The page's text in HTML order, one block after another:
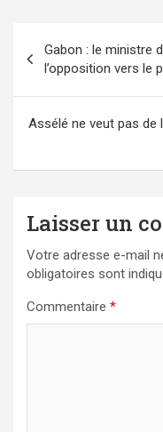
de
l’article
Gabon : le ministre
l’opposition vers le
Assélé ne veut pas de
Laisser un
Votre adresse e-mail
obligatoires sont
Commentaire *